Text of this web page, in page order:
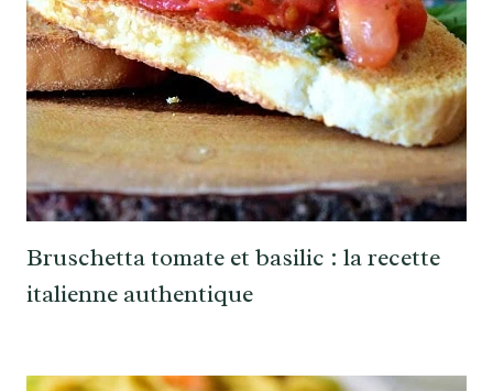
Bruschetta tomate et basilic : la recette
italienne authentique